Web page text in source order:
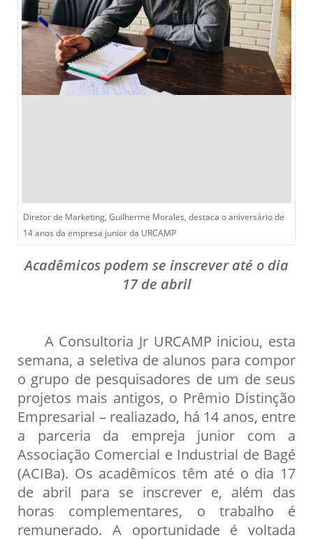
Diretor de Marketing, Guilherme Morales, destaca o aniversário de
14 anos da empresa junior da URCAMP
Acadêmicos podem se inscrever até o dia
17 de abril
A Consultoria Jr URCAMP iniciou, esta
semana, a seletiva de alunos para compor
o grupo de pesquisadores de um de seus
projetos mais antigos, o Prêmio Distinção
Empresarial – realiazado, há 14 anos, entre
a parceria da empreja junior com a
Associação Comercial e Industrial de Bagé
(ACIBa). Os acadêmicos têm até o dia 17
de abril para se inscrever e, além das
horas complementares, o trabalho é
remunerado. A oportunidade é voltada